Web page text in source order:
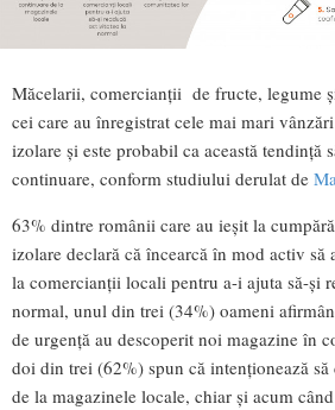
Măcelarii, comercianții de fructe, legume
cei care au înregistrat cele mai mari
izolare și este probabil ca această tendință
continuare, conform studiului derulat de
63% dintre românii care au ieșit la
izolare declară că încearcă în mod activ să
la comercianții locali pentru a-i ajuta să-și
normal, unul din trei (34%) oameni
de urgență au descoperit noi magazine în
doi din trei (62%) spun că intenționează
de la magazinele locale, chiar și acum